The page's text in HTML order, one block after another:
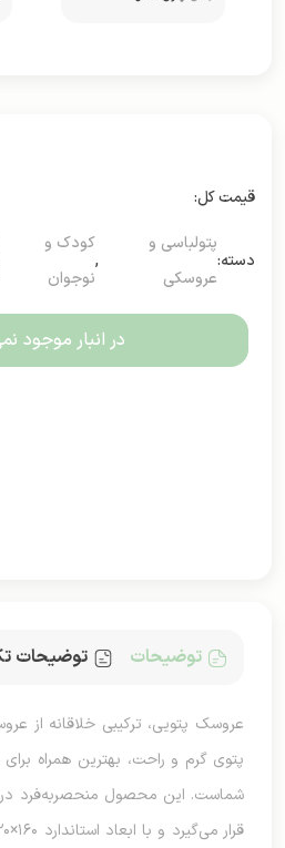
دسته:
پتولباسی و
عروسکی
,
کودک و
نوجوان
در انبار موجود
توضیحات توضیحات
عروسک پتویی، ترکیبی خلاقانه از
پتوی گرم و راحت، بهترین همراه
شماست. این محصول منحصربه‌فرد